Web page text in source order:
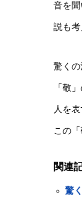
音を
説も考
驚く
「敬
人を表
この
関連
驚